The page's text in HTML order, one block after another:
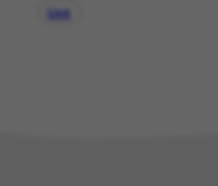
Live